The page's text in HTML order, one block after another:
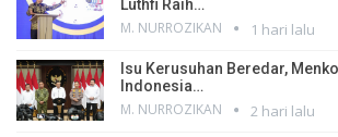
Luthfi Raih…
M. NURROZIKAN 1 hari lalu
Isu Kerusuhan Beredar,
Indonesia…
M. NURROZIKAN 2 hari lalu